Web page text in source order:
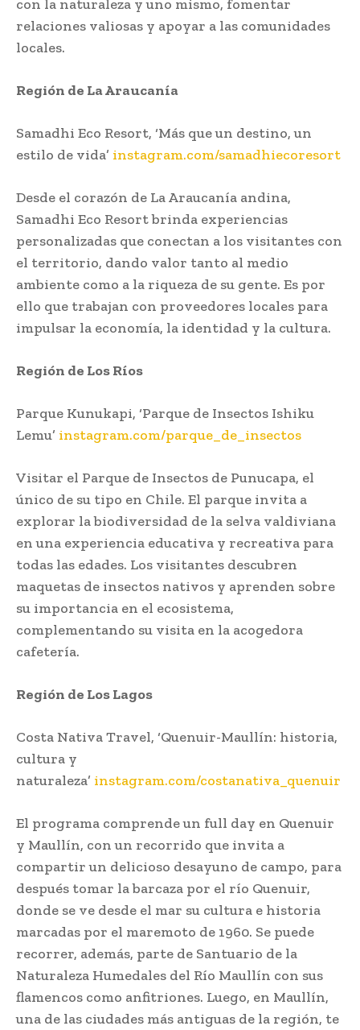
con la naturaleza y uno mismo, fomentar
relaciones valiosas y apoyar a las comunidades
locales.
Región de La Araucanía
Samadhi Eco Resort, ‘Más que un destino, un
estilo de vida’ instagram.com/samadhiecoresort
Desde el corazón de La Araucanía andina,
Samadhi Eco Resort brinda experiencias
personalizadas que conectan a los visitantes con
el territorio, dando valor tanto al medio
ambiente como a la riqueza de su gente. Es por
ello que trabajan con proveedores locales para
impulsar la economía, la identidad y la cultura.
Región de Los Ríos
Parque Kunukapi, ‘Parque de Insectos Ishiku
Lemu’ instagram.com/parque_de_insectos
Visitar el Parque de Insectos de Punucapa, el
único de su tipo en Chile. El parque invita a
explorar la biodiversidad de la selva valdiviana
en una experiencia educativa y recreativa para
todas las edades. Los visitantes descubren
maquetas de insectos nativos y aprenden sobre
su importancia en el ecosistema,
complementando su visita en la acogedora
cafetería.
Región de Los Lagos
Costa Nativa Travel, ‘Quenuir-Maullín: historia,
cultura y
naturaleza’ instagram.com/costanativa_quenuir
El programa comprende un full day en Quenuir
y Maullín, con un recorrido que invita a
compartir un delicioso desayuno de campo, para
después tomar la barcaza por el río Quenuir,
donde se ve desde el mar su cultura e historia
marcadas por el maremoto de 1960. Se puede
recorrer, además, parte de Santuario de la
Naturaleza Humedales del Río Maullín con sus
flamencos como anfitriones. Luego, en Maullín,
una de las ciudades más antiguas de la región, te